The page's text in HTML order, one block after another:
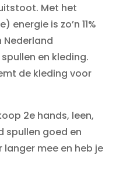
Met het
energie is zo’n 11%
Nederland
en kleding.
de kleding voor
2e hands, leen,
spullen goed en
langer mee en heb je